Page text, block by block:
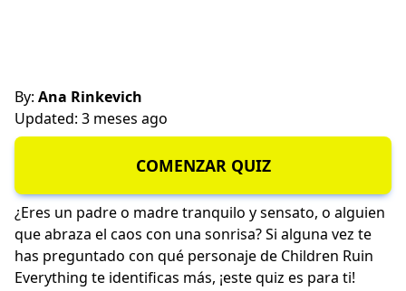
By: Ana Rinkevich
Updated: 3 meses ago
COMENZAR QUIZ
¿Eres un padre o madre tranquilo y sensato, o alguien
que abraza el caos con una sonrisa? Si alguna vez te
has preguntado con qué personaje de Children Ruin
Everything te identificas más, ¡este quiz es para ti!